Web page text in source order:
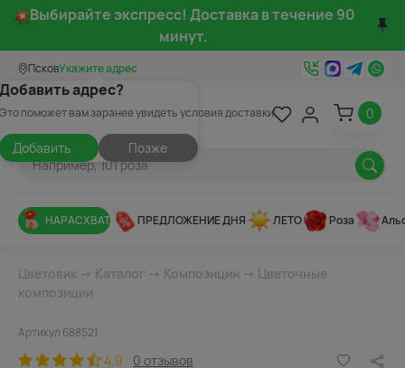
Выбирайте экспресс! Доставка в течение 90
минут.
ПсковУкажите адрес
адрес?
поможет вам заранее увидеть условия доставки
Добавить Позже
0
НАРАСХВАТ ПРЕДЛОЖЕНИЕ ДНЯ ЛЕТО Роза
Цветовик → Каталог → Композиции → Цветочные
композиции
Артикул 688521
4.9 0 отзывов